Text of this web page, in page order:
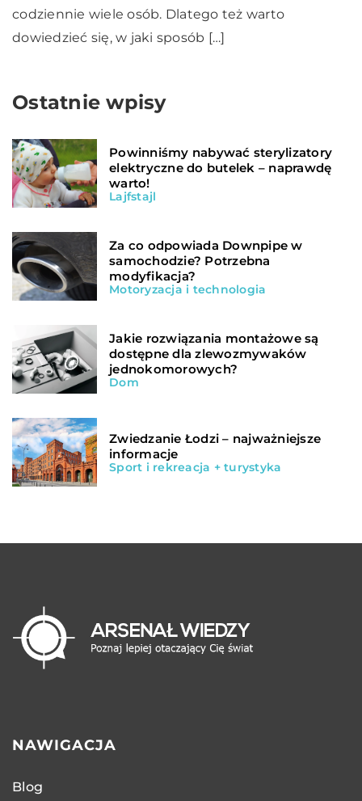
codziennie wiele osób. Dlatego też warto
dowiedzieć się, w jaki sposób […]
Ostatnie wpisy
Powinniśmy nabywać sterylizatory
elektryczne do butelek – naprawdę
warto!
Lajfstajl
Za co odpowiada Downpipe w
samochodzie? Potrzebna
modyfikacja?
Motoryzacja i technologia
Jakie rozwiązania montażowe są
dostępne dla zlewozmywaków
jednokomorowych?
Dom
Zwiedzanie Łodzi – najważniejsze
informacje
Sport i rekreacja + turystyka
NAWIGACJA
Blog